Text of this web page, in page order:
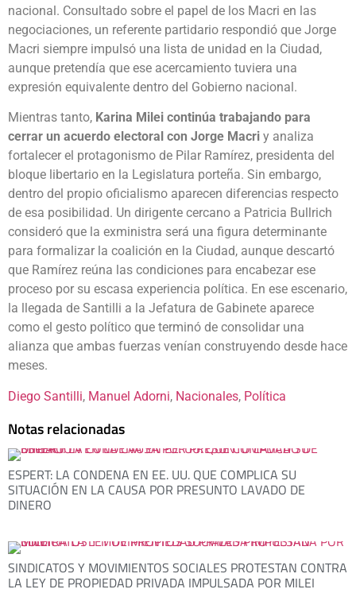
nacional. Consultado sobre el papel de los Macri en las
negociaciones, un referente partidario respondió que Jorge
Macri siempre impulsó una lista de unidad en la Ciudad,
aunque pretendía que ese acercamiento tuviera una
expresión equivalente dentro del Gobierno nacional.
Mientras tanto, Karina Milei continúa trabajando para
cerrar un acuerdo electoral con Jorge Macri y analiza
fortalecer el protagonismo de Pilar Ramírez, presidenta del
bloque libertario en la Legislatura porteña. Sin embargo,
dentro del propio oficialismo aparecen diferencias respecto
de esa posibilidad. Un dirigente cercano a Patricia Bullrich
consideró que la exministra será una figura determinante
para formalizar la coalición en la Ciudad, aunque descartó
que Ramírez reúna las condiciones para encabezar ese
proceso por su escasa experiencia política. En ese escenario,
la llegada de Santilli a la Jefatura de Gabinete aparece
como el gesto político que terminó de consolidar una
alianza que ambas fuerzas venían construyendo desde hace
meses.
Diego Santilli, Manuel Adorni, Nacionales, Política
Notas relacionadas
ESPERT: LA CONDENA EN EE. UU. QUE COMPLICA SU
SITUACIÓN EN LA CAUSA POR PRESUNTO LAVADO DE
DINERO
SINDICATOS Y MOVIMIENTOS SOCIALES PROTESTAN CONTRA
LA LEY DE PROPIEDAD PRIVADA IMPULSADA POR MILEI